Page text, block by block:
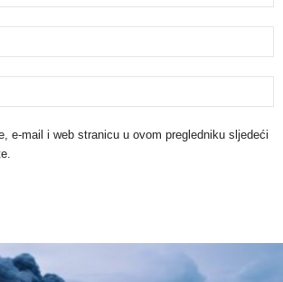
e-mail i web stranicu u ovom pregledniku sljedeći